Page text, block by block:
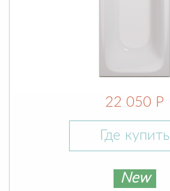
22 050 Р
Где купить
New